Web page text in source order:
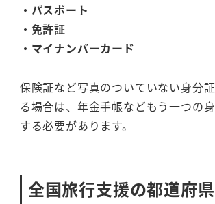
・パスポート
・免許証
・マイナンバーカード
保険証など写真のついていない身分
る場合は、年金手帳などもう一つの
する必要があります。
全国旅行支援の都道府